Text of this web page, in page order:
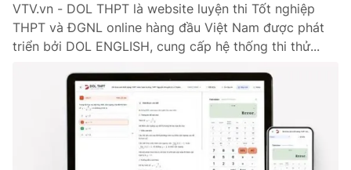
VTV.vn - DOL THPT là website luyện thi Tốt nghiệp
THPT và ĐGNL online hàng đầu Việt Nam được phát
triển bởi DOL ENGLISH, cung cấp hệ thống thi thử...